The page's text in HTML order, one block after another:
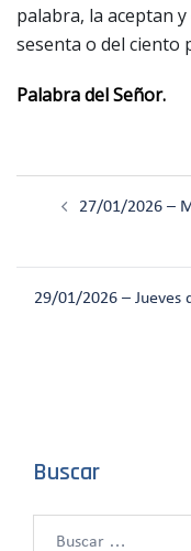
palabra, la aceptan
sesenta o del ciento
Palabra del Señor.
27/01/2026 –
29/01/2026 – Jueves
Buscar